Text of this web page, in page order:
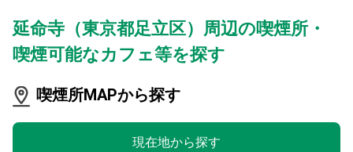
延命寺（東京都足立区）周辺の喫煙所・
喫煙可能なカフェ等を探す
喫煙所MAPから探す
現在地から探す